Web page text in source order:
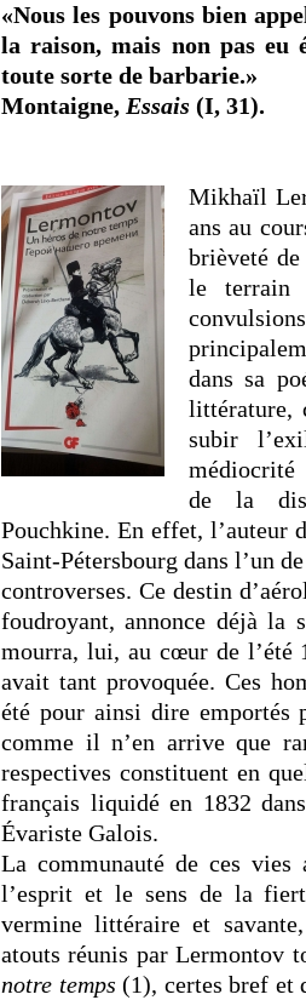
«Nous les pouvons bien
la raison, mais non pas eu
toute sorte de barbarie.»
Montaigne, Essais (I, 31).
Mikhaïl
ans au
brièveté
le terrain
dans sa
littérature,
subir
médiocrité
de la
Pouchkine. En effet, l’auteur
Saint-Pétersbourg dans l’un
controverses. Ce destin
foudroyant, annonce déjà la
mourra, lui, au cœur de l’été
avait tant provoquée. Ces
été pour ainsi dire emportés
comme il n’en arrive que
respectives constituent en
français liquidé en 1832
Évariste Galois.
La communauté de ces vies
l’esprit et le sens de la
vermine littéraire et
atouts réunis par Lermontov
notre temps (1), certes bref et